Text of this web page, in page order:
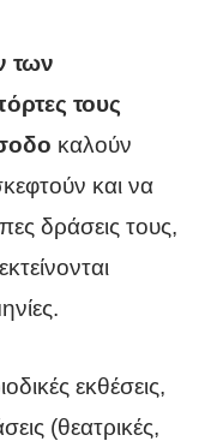
των
τους
καλούν
και να
δράσεις τους,
εκθέσεις,
(θεατρικές,